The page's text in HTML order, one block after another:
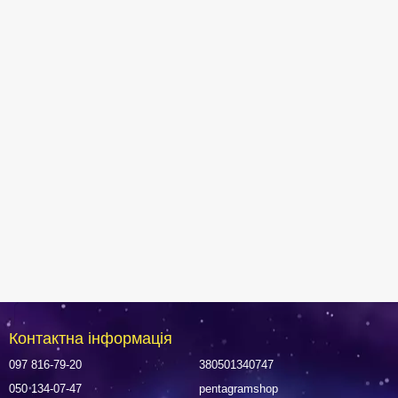
Контактна інформація
097 816-79-20
050 134-07-47
380501340747
pentagramshop